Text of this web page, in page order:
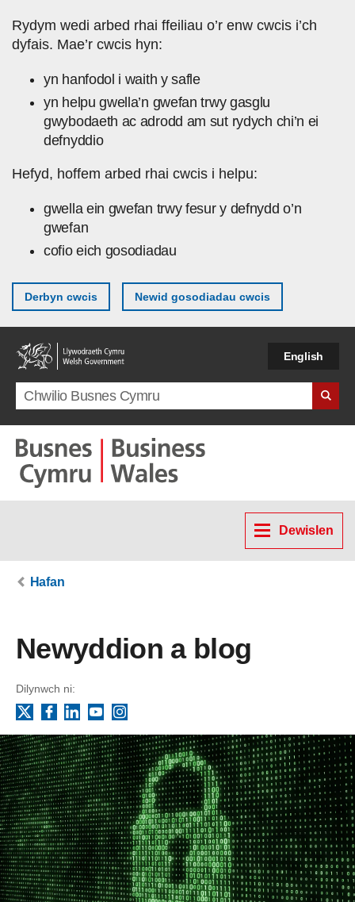
Rydym wedi arbed rhai ffeiliau o’r enw cwcis i’ch
dyfais. Mae’r cwcis hyn:
yn hanfodol i waith y safle
yn helpu gwella’n gwefan trwy gasglu
gwybodaeth ac adrodd am sut rydych chi’n ei
defnyddio
Hefyd, hoffem arbed rhai cwcis i helpu:
gwella ein gwefan trwy fesur y defnydd o’n
gwefan
cofio eich gosodiadau
Derbyn cwcis Newid gosodiadau cwcis
English
Search term
Dewislen
Hafan
Newyddion a blog
Dilynwch ni:
Facebook
LinkedIn
YouTubeInstagram